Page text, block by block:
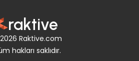
raktive
Raktive.com
hakları saklıdır.